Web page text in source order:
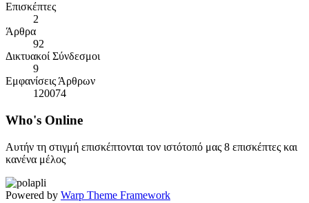
Επισκέπτες
2
Άρθρα
92
Δικτυακοί Σύνδεσμοι
9
Εμφανίσεις Άρθρων
120074
Who's Online
Αυτήν τη στιγμή επισκέπτονται τον ιστότοπό μας 8 επισκέπτες και
κανένα μέλος
Powered by Warp Theme Framework